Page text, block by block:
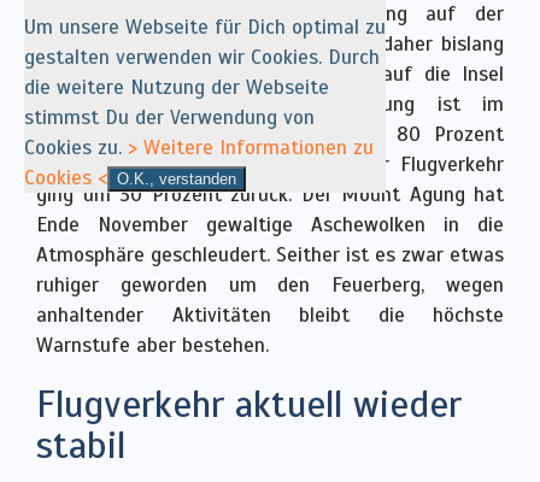
Ausbruch des Vulkans Mount Agung auf der
indonesischen Ferieninsel Bali, sollen daher bislang
rund eine Million Besucher weniger auf die Insel
gekommen sein. Die Hotelauslastung ist im
Vergleich zum Vorjahreszeitraum von 80 Prozent
auf 15 bis 25 Prozent gesunken. Der Flugverkehr
ging um 30 Prozent zurück. Der Mount Agung hat
Ende November gewaltige Aschewolken in die
Atmosphäre geschleudert. Seither ist es zwar etwas
ruhiger geworden um den Feuerberg, wegen
anhaltender Aktivitäten bleibt die höchste
Warnstufe aber bestehen.
Flugverkehr aktuell wieder
stabil
Um unsere Webseite für Dich optimal zu
gestalten verwenden wir Cookies. Durch
die weitere Nutzung der Webseite
stimmst Du der Verwendung von
Cookies zu. > Weitere Informationen zu
Cookies < O.K., verstanden